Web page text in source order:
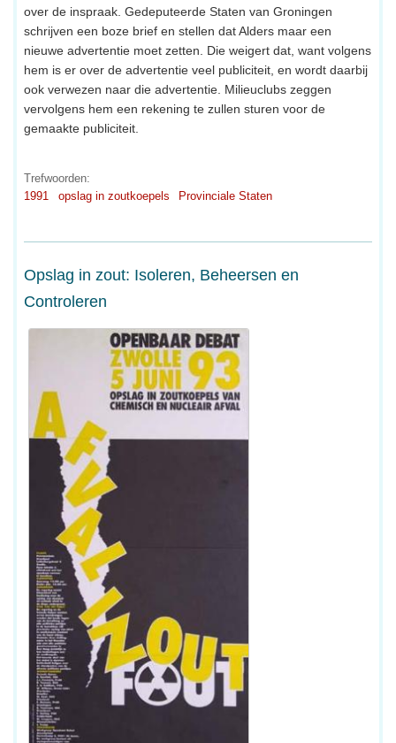
over de inspraak. Gedeputeerde Staten van Groningen
schrijven een boze brief en stellen dat Alders maar een
nieuwe advertentie moet zetten. Die weigert dat, want volgens
hem is er over de advertentie veel publiciteit, en wordt daarbij
ook verwezen naar die advertentie. Milieuclubs zeggen
vervolgens hem een rekening te zullen sturen voor de
gemaakte publiciteit.
Trefwoorden:
1991
opslag in zoutkoepels Provinciale Staten
Opslag in zout: Isoleren, Beheersen en
Controleren